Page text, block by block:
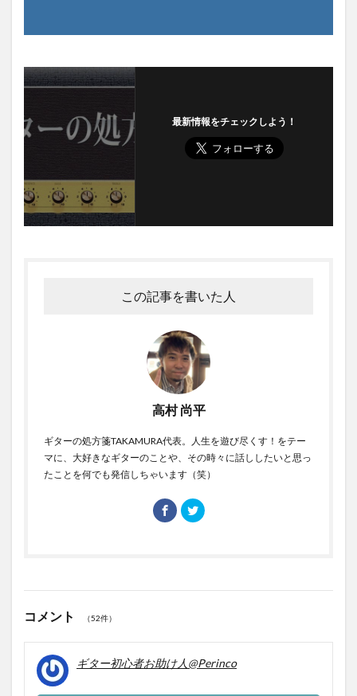
最新情報をチェックしよう！
この記事を書いた人
高村 尚平
ギターの処方箋TAKAMURA代表。人生を遊び尽くす！をテー
マに、大好きなギターのことや、その時々に話ししたいと思っ
たことを何でも発信しちゃいます（笑）
コメント （52件）
ギター初心者お助け人@Perinco